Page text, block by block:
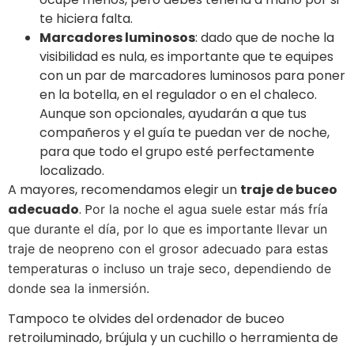
te hiciera falta.
Marcadores luminosos: dado que de noche la
visibilidad es nula, es importante que te equipes
con un par de marcadores luminosos para poner
en la botella, en el regulador o en el chaleco.
Aunque son opcionales, ayudarán a que tus
compañeros y el guía te puedan ver de noche,
para que todo el grupo esté perfectamente
localizado.
A mayores, recomendamos elegir un traje de buceo
adecuado. Por la noche el agua suele estar más fría
que durante el día, por lo que es importante llevar un
traje de neopreno con el grosor adecuado para estas
temperaturas o incluso un traje seco, dependiendo de
donde sea la inmersión.
Tampoco te olvides del ordenador de buceo
retroiluminado, brújula y un cuchillo o herramienta de